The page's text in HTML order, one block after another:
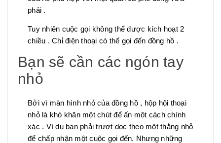
phải .
Tuy nhiên cuộc gọi không thể được kích hoạt 2
chiều . Chỉ điện thoại có thể gọi đến đồng hồ .
Bạn sẽ cần các ngón tay
nhỏ
Bởi vì màn hình nhỏ của đồng hồ , hộp hội thoại
nhỏ là khó khăn một chút để ấn một cách chính
xác . Ví dụ bạn phải trượt dọc theo một thằng nhỏ
để chấp nhận một cuộc gọi đến. Nhưng những